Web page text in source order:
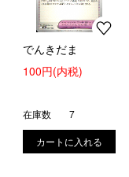
でんきだま
100円(内税)
在庫数 7